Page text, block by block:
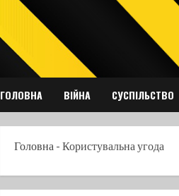
ГОЛОВНА ВІЙНА СУСПІЛЬСТВО
Головна - Користувальна угода